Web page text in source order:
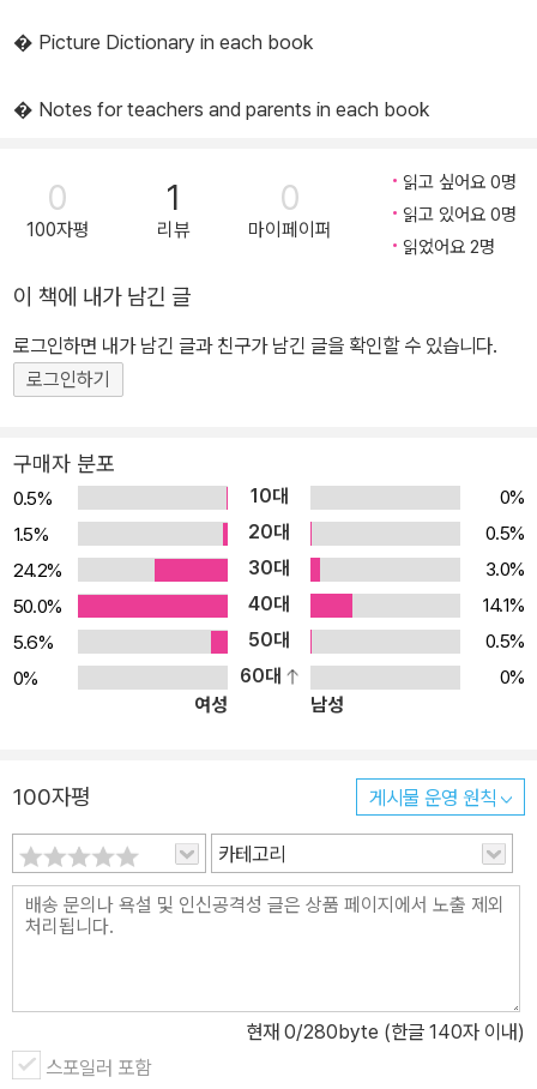
� Picture Dictionary in each book
� Notes for teachers and parents in each book
0
100자평
1
리뷰
0
마이페이퍼
읽고 싶어요 0명
읽고 있어요 0명
읽었어요 2명
이 책에 내가 남긴 글
로그인하면 내가 남긴 글과 친구가 남긴 글을 확인할 수 있습니다.
로그인하기
구매자 분포
0.5% 10대
0%
1.5%
20대
0.5%
24.2%
30대
3.0%
50.0%
40대
14.1%
5.6%
50대
0.5%
0%
60대
0%
여성
남성
100자평 게시물 운영 원칙
카테고리
현재 0/280byte (한글 140자 이내)
스포일러 포함